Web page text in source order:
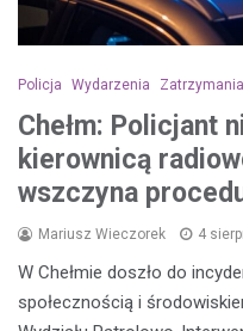
Policja Wydarzenia Zatrzymania
Chełm: Policjant
kierownicą
wszczyna
Mariusz Wieczorek 4
W Chełmie doszło do
społecznością i